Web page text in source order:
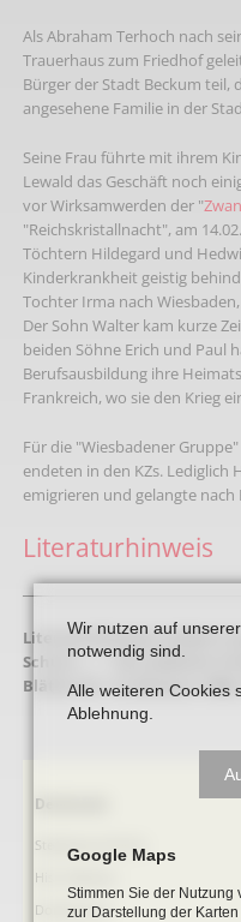
Als Abraham Terhoch nach
Trauerhaus zum Friedhof
Bürger der Stadt Beckum teil,
angesehene Familie in der
Seine Frau führte mit ihrem
Lewald das Geschäft noch
vor Wirksamwerden der "
"Reichskristallnacht", am
Töchtern Hildegard und
Kinderkrankheit geistig
Tochter Irma nach
Der Sohn Walter kam kurze
beiden Söhne Erich und Paul
Berufsausbildung ihre
Frankreich, wo sie den Krieg
Für die "Wiesbadener
endeten in den KZs. Lediglich
emigrieren und gelangte nach
Literaturhinweis
Literaturhinweis:Hubert
Schutz …“ – Der jüdische
Blätter Nr. 3), Beckum
Navigation
Denkmale
Stephanus-Kirche
Hist. Rathaus
Domitorium
Wir nutzen auf
notwendig sind.
Alle weiteren Cookies
Ablehnung.
Google Maps
Stimmen Sie der Nutzung
zur Darstellung der